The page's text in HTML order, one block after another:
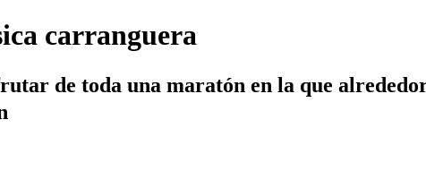
carranguera
de toda una maratón en la que